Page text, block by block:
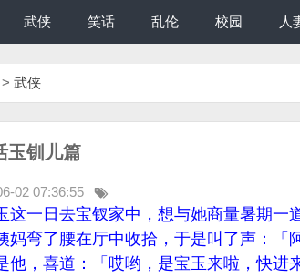
武侠 笑话 乱伦 校园 人
> 武侠
玉钏儿篇
02 07:36:55
这一日去宝钗家中，想与她商量暑期一
妈弯了腰在厅中收拾，于是叫了声：「
他，喜道：「哎哟，是宝玉来啦，快进